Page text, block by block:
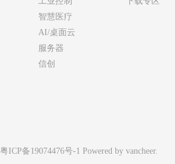
智慧医疗
AI/桌面云
服务器
信创
粤ICP备19074476号-1 Powered by vancheer.